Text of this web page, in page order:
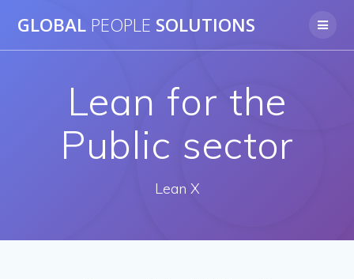
to
GLOBAL PEOPLE SOLUTIONS
Lean for the
Public sector
Lean X